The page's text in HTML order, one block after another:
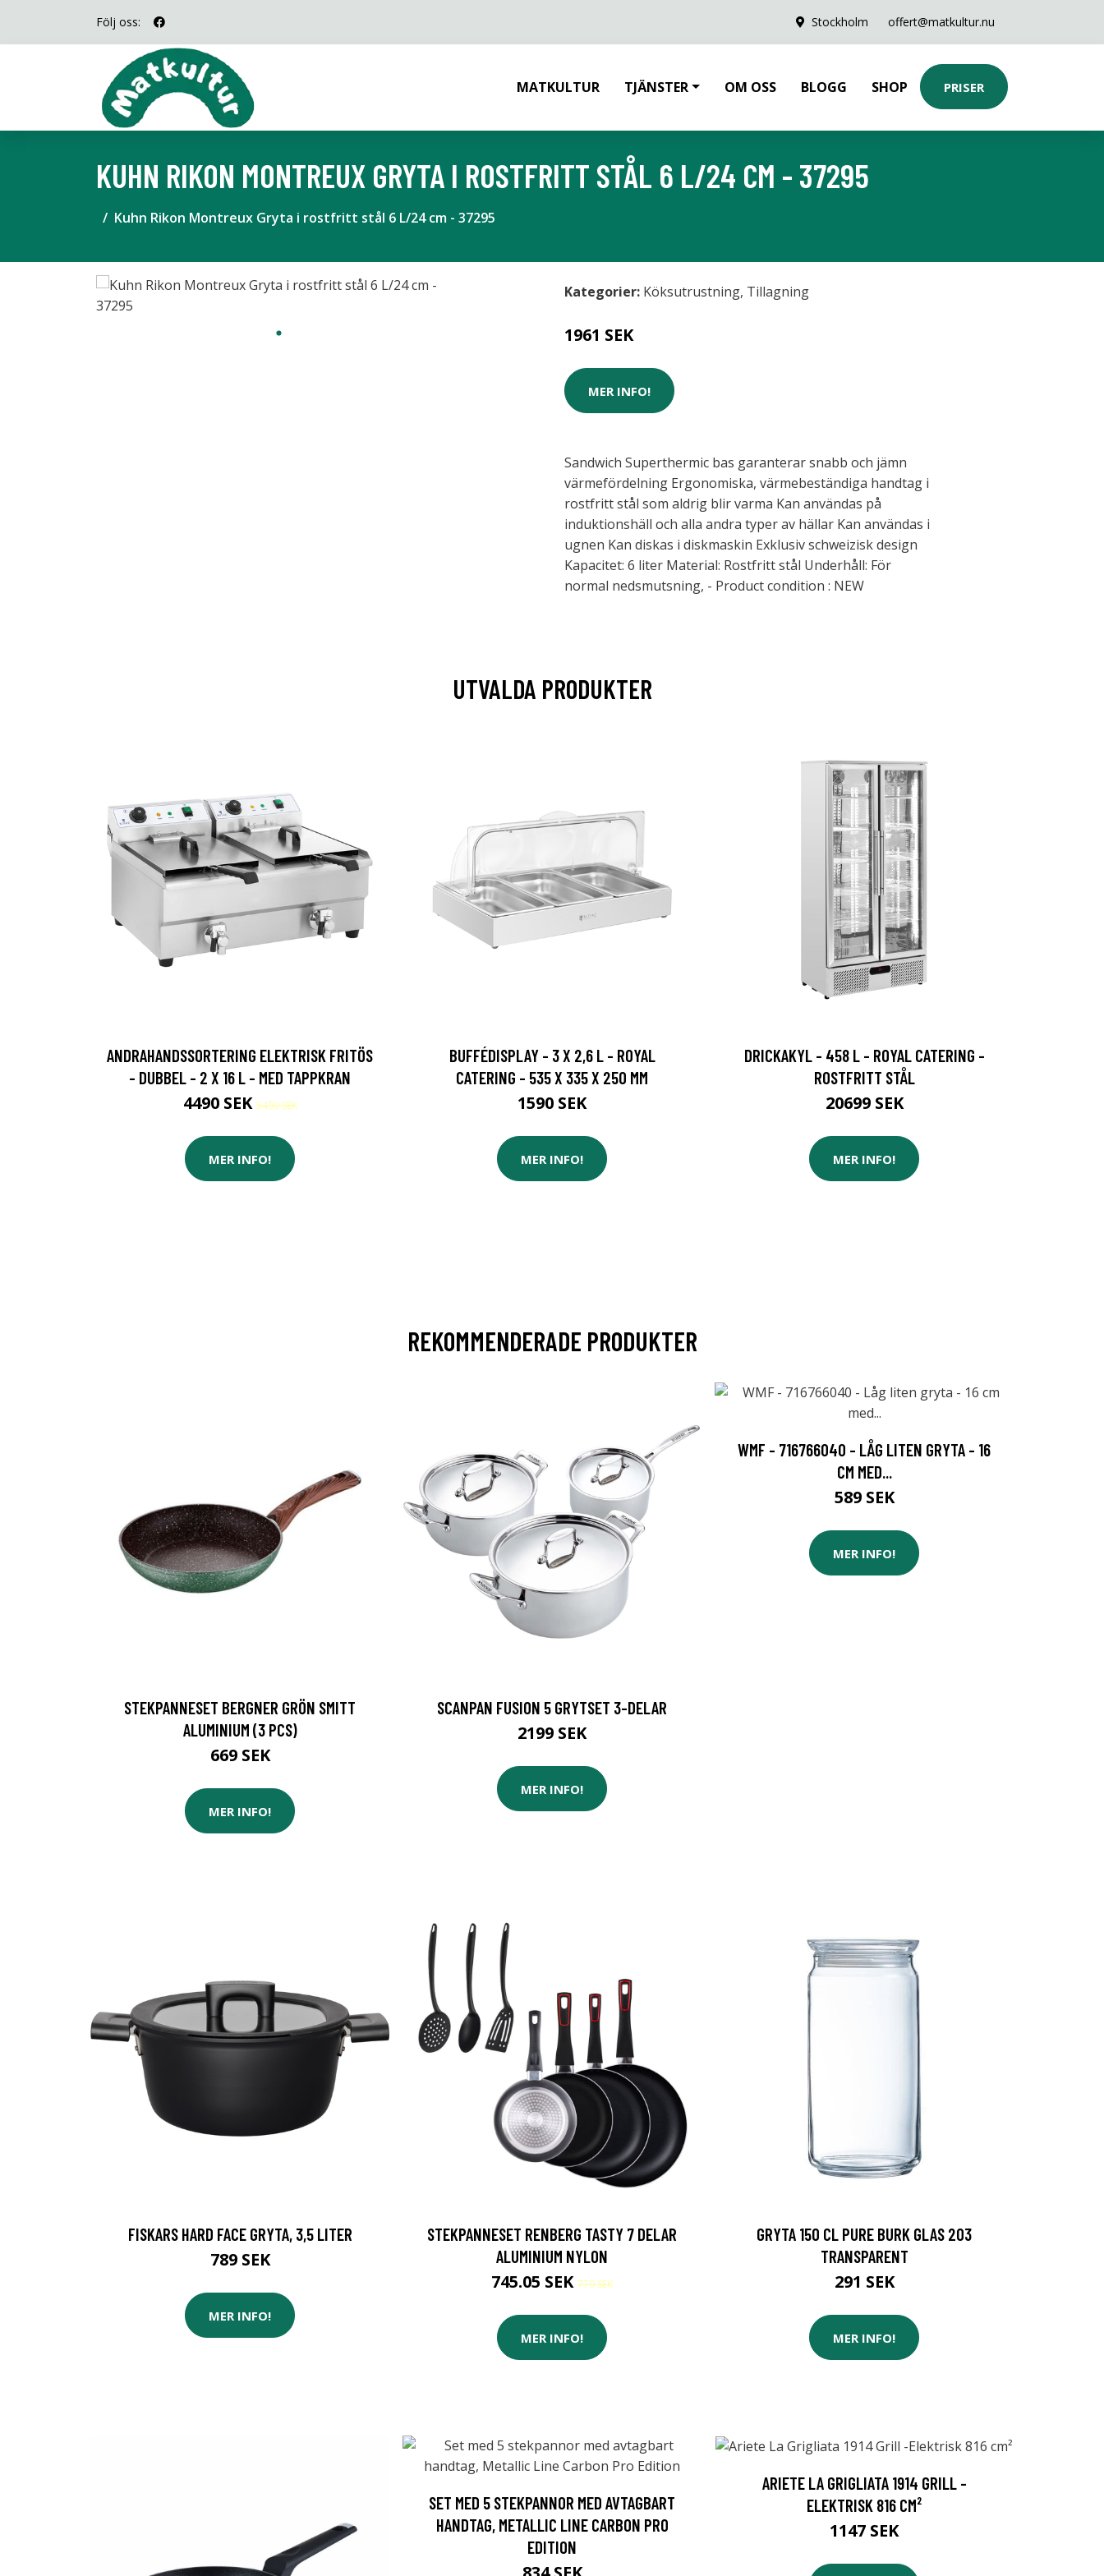
Följ oss: Stockholm offert@matkultur.nu
MATKULTUR TJÄNSTER OM OSS BLOGG SHOP PRISER
KUHN RIKON MONTREUX GRYTA I ROSTFRITT STÅL 6 L/24 CM - 37295
Kuhn Rikon Montreux Gryta i rostfritt stål 6 L/24 cm - 37295
Kategorier: Köksutrustning, Tillagning
1961 SEK
MER INFO!
Sandwich Superthermic bas garanterar snabb och jämn
värmefördelning Ergonomiska, värmebeständiga handtag i
rostfritt stål som aldrig blir varma Kan användas på
induktionshäll och alla andra typer av hällar Kan användas i
ugnen Kan diskas i diskmaskin Exklusiv schweizisk design
Kapacitet: 6 liter Material: Rostfritt stål Underhåll: För
normal nedsmutsning, - Product condition : NEW
UTVALDA PRODUKTER
ANDRAHANDSSORTERING ELEKTRISK FRITÖS
- DUBBEL - 2 X 16 L - MED TAPPKRAN
4490 SEK5499 SEK
MER INFO!
BUFFÉDISPLAY - 3 X 2,6 L - ROYAL
CATERING - 535 X 335 X 250 MM
1590 SEK
MER INFO!
DRICKAKYL - 458 L - ROYAL CATERING -
ROSTFRITT STÅL
20699 SEK
MER INFO!
REKOMMENDERADE PRODUKTER
STEKPANNESET BERGNER GRÖN SMITT
ALUMINIUM (3 PCS)
669 SEK
MER INFO!
SCANPAN FUSION 5 GRYTSET 3-DELAR
2199 SEK
MER INFO!
WMF - 716766040 - LÅG LITEN GRYTA - 16
CM MED...
589 SEK
MER INFO!
FISKARS HARD FACE GRYTA, 3,5 LITER
789 SEK
MER INFO!
STEKPANNESET RENBERG TASTY 7 DELAR
ALUMINIUM NYLON
745.05 SEK 779 SEK
MER INFO!
GRYTA 150 CL PURE BURK GLAS 203
TRANSPARENT
291 SEK
MER INFO!
SET MED 5 STEKPANNOR MED AVTAGBART
HANDTAG, METALLIC LINE CARBON PRO
EDITION
ARIETE LA GRIGLIATA 1914 GRILL -
ELEKTRISK 816 CM²
1147 SEK